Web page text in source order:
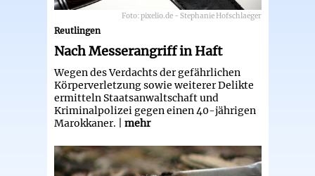
Foto: pixelio.de - Stephanie Hofschlaeger
Reutlingen
Nach Messerangriff in Haft
Wegen des Verdachts der gefährlichen
Körperverletzung sowie weiterer Delikte
ermitteln Staatsanwaltschaft und
Kriminalpolizei gegen einen 40-jährigen
Marokkaner. | mehr
Brand bei Wanderparkplatz